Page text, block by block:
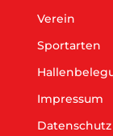
Verein
Sportarten
Impressum
Datenschutz